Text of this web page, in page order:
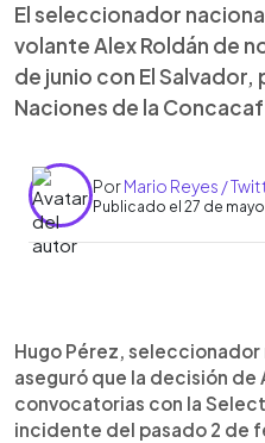
El seleccionador
volante Alex Roldán de
de junio con El Salvador,
Naciones de la Concacaf
PorMario Reyes /
Publicado el 27 de
► Escuchar artículo
Hugo Pérez, seleccionador
aseguró que la decisión de
convocatorias con la
incidente del pasado 2 de